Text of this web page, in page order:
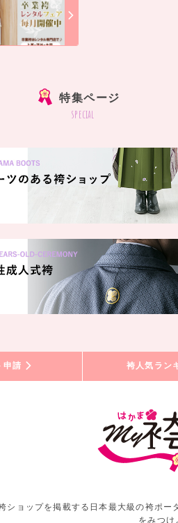
特集ページ
special
申請 袴人気ラン
ショップを掲載する日本最大級の袴ポ
をみつけ